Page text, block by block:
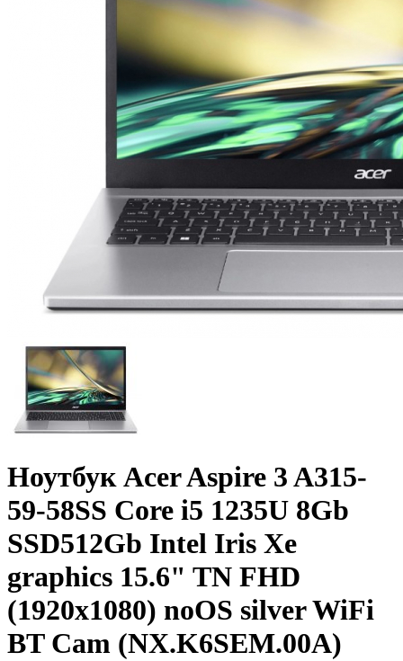
Ноутбук Acer Aspire 3 A315-
59-58SS Core i5 1235U 8Gb
SSD512Gb Intel Iris Xe
graphics 15.6" TN FHD
(1920x1080) noOS silver WiFi
BT Cam (NX.K6SEM.00A)